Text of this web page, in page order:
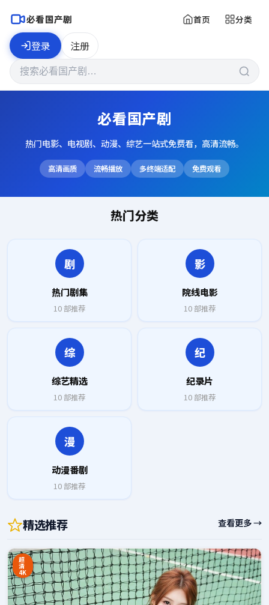
必看国产剧 首页 分类
登录 注册
必看国产剧
热门电影、电视剧、动漫、综艺一站式免费看，高清流畅。
高清画质 流畅播放 多终端适配 免费观看
热门分类
剧
热门剧集
10部推荐
影
院线电影
10部推荐
综
综艺精选
10部推荐
纪
纪录片
10部推荐
漫
动漫番剧
10部推荐
精选推荐 查看更多 →
超
清
4K